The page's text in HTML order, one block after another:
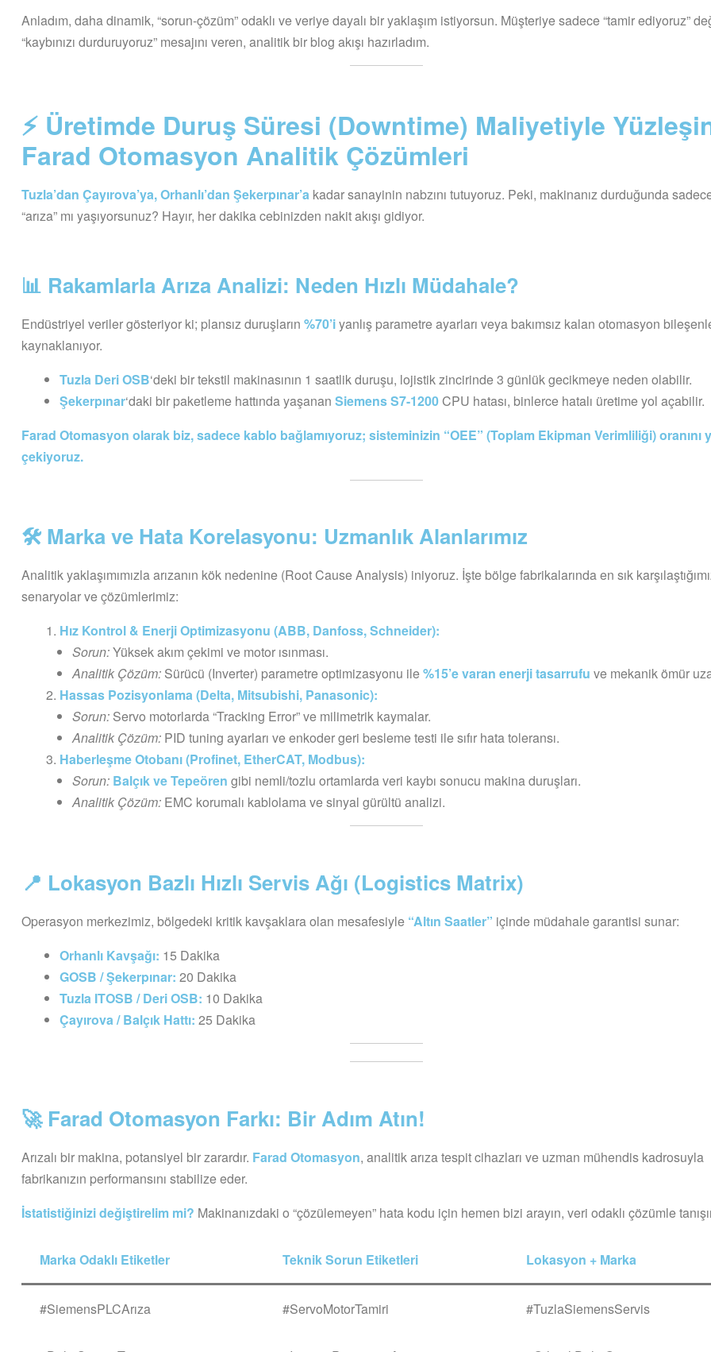
Anladım, daha dinamik, “sorun-çözüm” odaklı ve veriye dayalı bir yaklaşım istiyorsun. Müşteriye sadece “tamir ediyoruz”
“kaybınızı durduruyoruz” mesajını veren, analitik bir blog akışı hazırladım.
⚡ Üretimde Duruş Süresi (Downtime) Maliyetiyle
Farad Otomasyon Analitik Çözümleri
Tuzla’dan Çayırova’ya, Orhanlı’dan Şekerpınar’a kadar sanayinin nabzını tutuyoruz. Peki, makinanız durduğunda
“arıza” mı yaşıyorsunuz? Hayır, her dakika cebinizden nakit akışı gidiyor.
📊 Rakamlarla Arıza Analizi: Neden Hızlı Müdahale?
Endüstriyel veriler gösteriyor ki; plansız duruşların %70’iyanlış parametre ayarları veya bakımsız kalan otomasyon
kaynaklanıyor.
Tuzla Deri OSB‘deki bir tekstil makinasının 1 saatlik duruşu, lojistik zincirinde 3 günlük gecikmeye neden olabilir.
Şekerpınar‘daki bir paketleme hattında yaşanan Siemens S7-1200CPU hatası, binlerce hatalı üretime yol açabilir.
Farad Otomasyon olarak biz, sadece kablo bağlamıyoruz; sisteminizin “OEE” (Toplam Ekipman Verimliliği) oranını
çekiyoruz.
🛠 Marka ve Hata Korelasyonu: Uzmanlık Alanlarımız
Analitik yaklaşımımızla arızanın kök nedenine (Root Cause Analysis) iniyoruz. İşte bölge fabrikalarında en sık
senaryolar ve çözümlerimiz:
Hız Kontrol & Enerji Optimizasyonu (ABB, Danfoss, Schneider):
Sorun:Yüksek akım çekimi ve motor ısınması.
Analitik Çözüm: Sürücü (Inverter) parametre optimizasyonu ile%15’e varan enerji tasarrufu ve mekanik ömür
Hassas Pozisyonlama (Delta, Mitsubishi, Panasonic):
Sorun: Servo motorlarda “Tracking Error” ve milimetrik kaymalar.
Analitik Çözüm: PID tuning ayarları ve enkoder geri besleme testi ile sıfır hata toleransı.
Haberleşme Otobanı (Profinet, EtherCAT, Modbus):
Sorun: Balçık ve Tepeören gibi nemli/tozlu ortamlarda veri kaybı sonucu makina duruşları.
Analitik Çözüm: EMC korumalı kablolama ve sinyal gürültü analizi.
📍 Lokasyon Bazlı Hızlı Servis Ağı (Logistics Matrix)
Operasyon merkezimiz, bölgedeki kritik kavşaklara olan mesafesiyle “Altın Saatler” içinde müdahale garantisi sunar:
Orhanlı Kavşağı: 15 Dakika
GOSB / Şekerpınar: 20 Dakika
Tuzla ITOSB / Deri OSB: 10 Dakika
Çayırova / Balçık Hattı: 25 Dakika
🚀 Farad Otomasyon Farkı: Bir Adım Atın!
Arızalı bir makina, potansiyel bir zarardır. Farad Otomasyon, analitik arıza tespit cihazları ve uzman mühendis kadrosuyla
fabrikanızın performansını stabilize eder.
İstatistiğinizi değiştirelim mi? Makinanızdaki o “çözülemeyen” hata kodu için hemen bizi arayın, veri odaklı çözümle
Marka Odaklı Etiketler Teknik Sorun Etiketleri Lokasyon + Marka
#SiemensPLCArıza #ServoMotorTamiri #TuzlaSiemensServis